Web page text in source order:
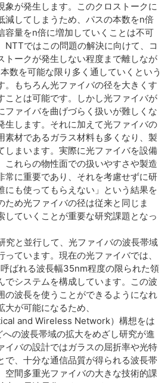
象が発生します。このクロストークに
減してしまうため、パスの本数をn倍
容量をn倍に増加していくことは不可
NTTではこの問題の解決に向けて、コ
トークが発生しない程度まで離しなが
数を可能な限り多く通していくという
。もちろん光ファイバの径を大きくす
ことは可能です。しかし光ファイバが
ファイバを曲げづらく扱いが難しくな
生します。それに加えて光ファイバの
素材であるガラス材料も多くなり、製
しまいます。実際に光ファイバを設備
これらの物性面での扱いやすさや製造
常に重要であり、それを考慮せずに研
にも使ってもらえない」という結果を
ため光ファイバの径は従来と同じま
していくことが重要な研究課題となっ
究と並行して、光ファイバの波長帯域
ています。現在の光ファイバでは、
ばれる波長幅35nm程度の限られた領
でシステムを構成しています。この波
の波長を使うことができるようになれ
が可能になるため、
and Wireless Network）構想をは
への波長帯域の拡大をめざし研究が進
イバの設計ではガラスの屈折率や光特
で、十分な通信品質が得られる波長帯
空間多重光ファイバの大きな技術的課